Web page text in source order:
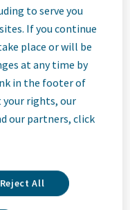
to serve you
If you continue
place or will be
at any time by
in the footer of
rights, our
our partners, click
Reject All